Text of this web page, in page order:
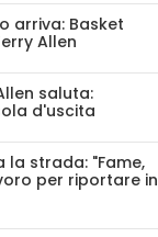
arriva: Basket
Allen
saluta:
d'uscita
la strada: "Fame,
per riportare in